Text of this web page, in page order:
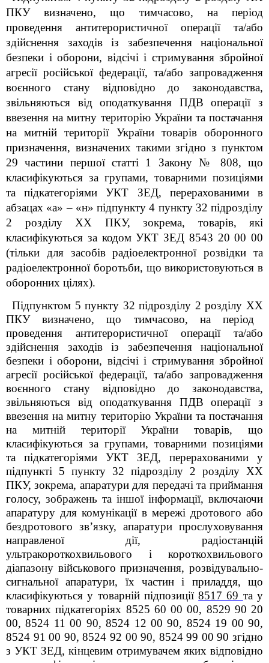
ПКУ визначено, що тимчасово, на період
проведення антитерористичної операції та/або
здійснення заходів із забезпечення національної
безпеки і оборони, відсічі і стримування збройної
агресії російської федерації, та/або запровадження
воєнного стану відповідно до законодавства,
звільняються від оподаткування ПДВ операції з
ввезення на митну територію України та постачання
на митній території України товарів оборонного
призначення, визначених такими згідно з пунктом
29 частини першої статті 1 Закону № 808, що
класифікуються за групами, товарними позиціями
та підкатегоріями УКТ ЗЕД, перерахованими в
абзацах «а» – «н» підпункту 4 пункту 32 підрозділу
2 розділу XX ПКУ, зокрема, товарів, які
класифікуються за кодом УКТ ЗЕД 8543 20 00 00
(тільки для засобів радіоелектронної розвідки та
радіоелектронної боротьби, що використовуються в
оборонних цілях).
Підпунктом 5 пункту 32підрозділу 2 розділу XX
ПКУ визначено, що тимчасово, на період
проведення антитерористичної операції та/або
здійснення заходів із забезпечення національної
безпеки і оборони, відсічі і стримування збройної
агресії російської федерації, та/або запровадження
воєнного стану відповідно до законодавства,
звільняються від оподаткування ПДВ операції з
ввезення на митну територію України та постачання
на митній території Українитоварів,що
класифікуються за групами, товарними позиціями
та підкатегоріями УКТ ЗЕД, перерахованими у
підпункті 5 пункту 32 підрозділу 2 розділу XX
ПКУ, зокрема, апаратури для передачі та приймання
голосу, зображень та іншої інформації, включаючи
апаратуру для комунікації в мережі дротового або
бездротового зв’язку, апаратури прослуховування
направленої дії, радіостанцій
ультракороткохвильового і короткохвильового
діапазону військового призначення, розвідувально-
сигнальної апаратури, їх частин і приладдя, що
класифікуються у товарній підпозиції8517 69 та у
товарних підкатегоріях 8525 60 00 00, 8529 90 20
00, 8524 11 00 90, 8524 12 00 90, 8524 19 00 90,
8524 91 00 90, 8524 92 00 90, 8524 99 00 90 згідно
з УКТ ЗЕД, кінцевим отримувачемяких відповідно